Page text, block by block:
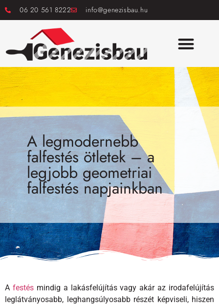
06 20 561 8222 info@genezisbau.hu
A legmodernebb
falfestés ötletek – a
legjobb geometriai
falfestés napjainkban
A festésmindig a lakásfelújítás vagy akár az irodafelújítás
leglátványosabb, leghangsúlyosabb részét képviseli, hiszen